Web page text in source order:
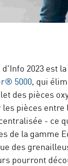
2023 est
5000, qui
des pièces
pièces
- ce
de la gamme
des
pourront